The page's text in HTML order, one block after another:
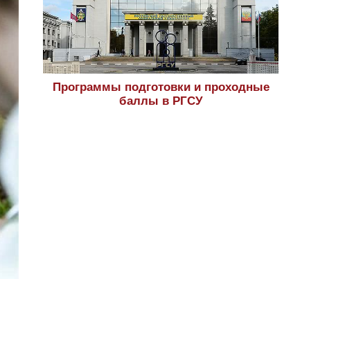
Программы подготовки и проходные
баллы в РГСУ